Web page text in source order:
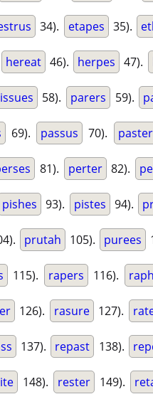
34). etapes 35).
hereat 46). herpes 47).
issues 58). parers 59).
69). passus 70). paster
81). perter 82).
pishes 93). pistes 94).
prutah 105). purees
115). rapers 116).
126). rasure 127).
137). repast 138).
148). rester 149).